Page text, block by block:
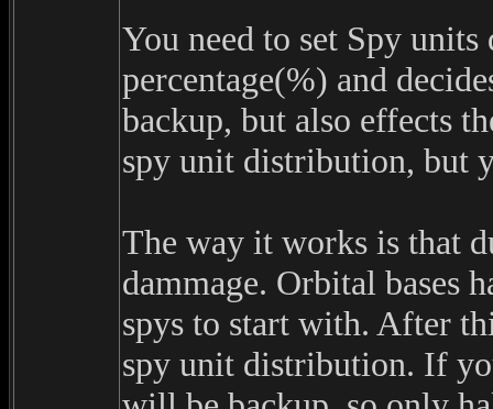
You need to set Spy
percentage(%) and
backup, but also effects
spy unit distribution, but
The way it works is that
dammage. Orbital bases
spys to start with. After
spy unit distribution. If